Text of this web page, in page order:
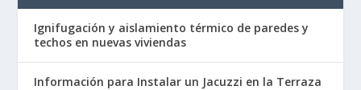
Ignifugación y aislamiento térmico de paredes y
techos en nuevas viviendas
Información para Instalar un Jacuzzi en la Terraza